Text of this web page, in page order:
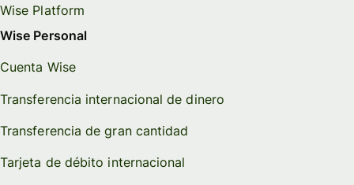
Wise Platform
Wise Personal
Cuenta Wise
Transferencia internacional de dinero
Transferencia de gran cantidad
Tarjeta de débito internacional